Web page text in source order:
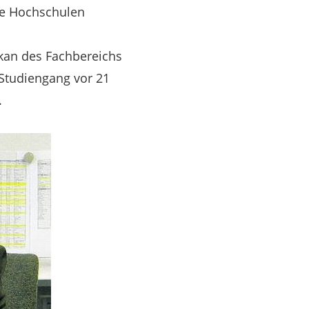
Hochschulen
des Fachbereichs
vor 21